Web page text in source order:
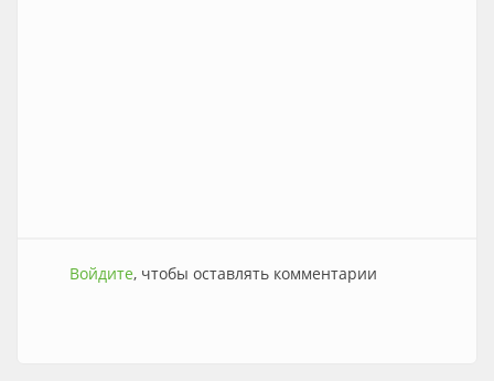
Войдите, чтобы оставлять комментарии